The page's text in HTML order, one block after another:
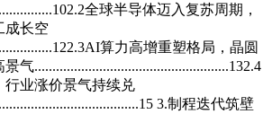
全球半导体迈入复苏周期，
成长空
算力高增重塑格局，晶圆
气......................................................132.4
行业涨价景气持续兑
3.制程迭代筑壁